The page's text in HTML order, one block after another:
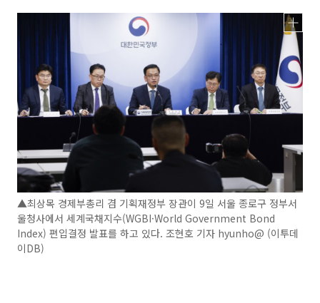
▲최상목 경제부총리 겸 기획재정부 장관이 9일 서울 종로구 정부서
울청사에서 세계국채지수(WGBI·World Government Bond
Index) 편입결정 발표를 하고 있다. 조현호 기자 hyunho@ (이투데
이DB)